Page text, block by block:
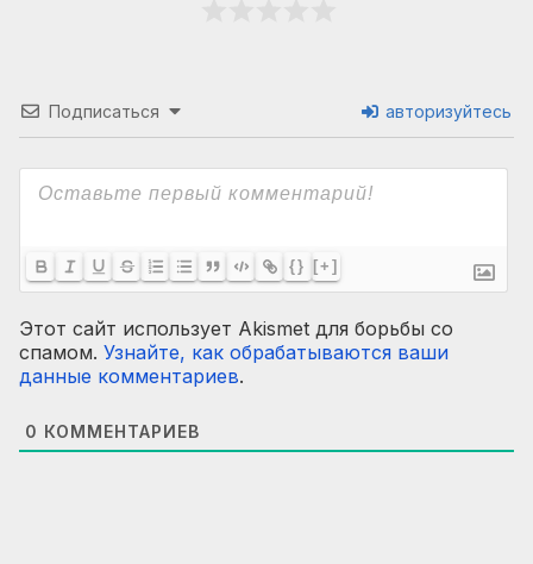
Подписаться авторизуйтесь
{} [+]
Этот сайт использует Akismet для борьбы со
спамом. Узнайте, как обрабатываются ваши
данные комментариев.
0 КОММЕНТАРИЕВ